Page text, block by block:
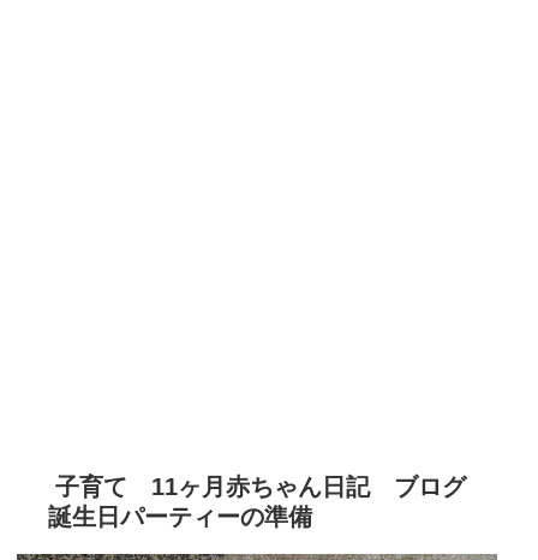
子育て 11ヶ月赤ちゃん日記 ブログ
誕生日パーティーの準備